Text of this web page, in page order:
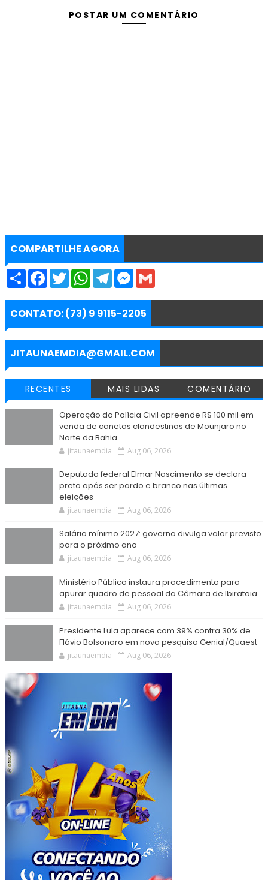
POSTAR UM COMENTÁRIO
COMPARTILHE AGORA
S
r
e
F
e
b
o
k
T
w
t
t
e
r
W
t
s
p
p
T
e
g
a
m
M
s
e
g
e
r
G
i
CONTATO: (73) 9 9115-2205
JITAUNAEMDIA@GMAIL.COM
RECENTES MAIS LIDAS COMENTÁRIO
Operação da Polícia Civil apreende R$ 100 mil em
venda de canetas clandestinas de Mounjaro no
Norte da Bahia
jitaunaemdia Aug 06, 2026
Deputado federal Elmar Nascimento se declara
preto após ser pardo e branco nas últimas
eleições
jitaunaemdia Aug 06, 2026
Salário mínimo 2027: governo divulga valor previsto
para o próximo ano
jitaunaemdia Aug 06, 2026
Ministério Público instaura procedimento para
apurar quadro de pessoal da Câmara de Ibirataia
jitaunaemdia Aug 06, 2026
Presidente Lula aparece com 39% contra 30% de
Flávio Bolsonaro em nova pesquisa Genial/Quaest
jitaunaemdia Aug 06, 2026